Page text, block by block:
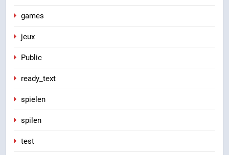
games
jeux
Public
ready_text
spielen
spilen
test